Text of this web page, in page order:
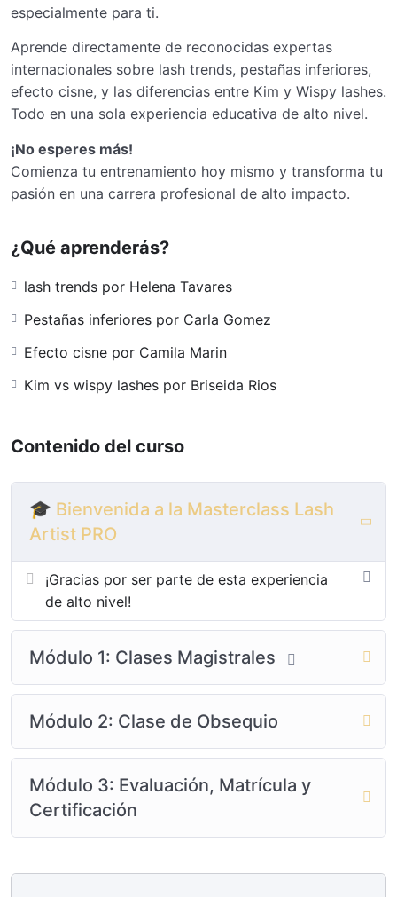
especialmente para ti.
Aprende directamente de reconocidas expertas
internacionales sobre lash trends, pestañas inferiores,
efecto cisne, y las diferencias entre Kim y Wispy lashes.
Todo en una sola experiencia educativa de alto nivel.
¡No esperes más!
Comienza tu entrenamiento hoy mismo y transforma tu
pasión en una carrera profesional de alto impacto.
¿Qué aprenderás?
lash trends por Helena Tavares
Pestañas inferiores por Carla Gomez
Efecto cisne por Camila Marin
Kim vs wispy lashes por Briseida Rios
Contenido del curso
🎓 Bienvenida a la Masterclass Lash
Artist PRO
¡Gracias por ser parte de esta experiencia
de alto nivel!
Módulo 1: Clases Magistrales
Módulo 2: Clase de Obsequio
Módulo 3: Evaluación, Matrícula y
Certificación